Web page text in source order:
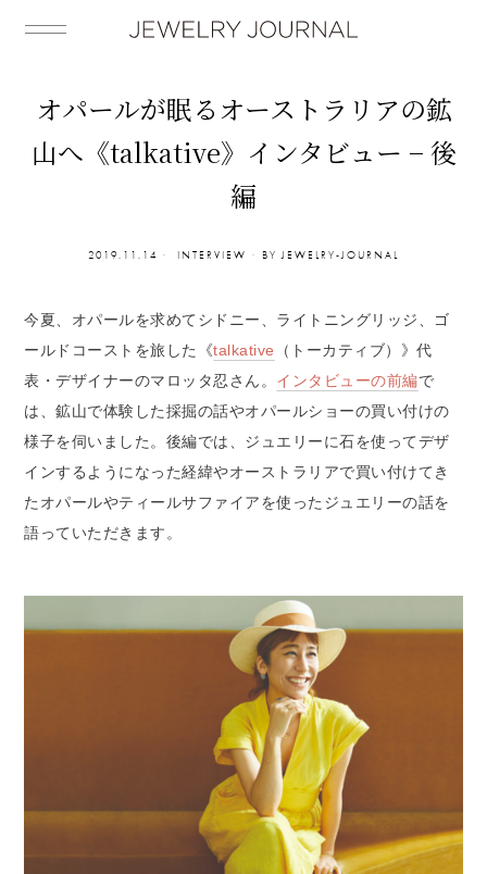
オパールが眠るオーストラリアの鉱
山へ《talkative》インタビュー − 後
編
2019.11.14 INTERVIEW BY JEWELRY-JOURNAL
今夏、オパールを求めてシドニー、ライトニングリッジ、ゴ
ールドコーストを旅した《talkative
（トーカティブ）》代
表・デザイナーのマロッタ忍さん。 インタビューの前編で
は、鉱山で体験した採掘の話やオパールショーの買い付けの
様子を伺いました。後編では、ジュエリーに石を使ってデザ
インするようになった経緯やオーストラリアで買い付けてき
たオパールやティールサファイアを使ったジュエリーの話を
語っていただきます。